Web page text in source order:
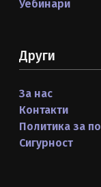
Уебинари
Други
За нас
Контакти
Политика за
Сигурност